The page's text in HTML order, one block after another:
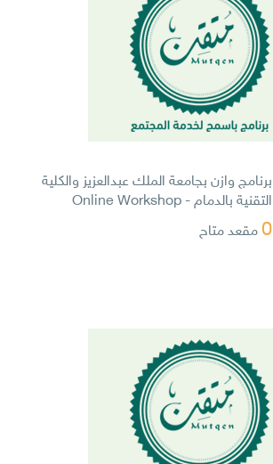
برنامج وازن بجامعة الملك عبدالعزيز والكلية
التقنية بالدمام - Online Workshop
0 مقعد متاح